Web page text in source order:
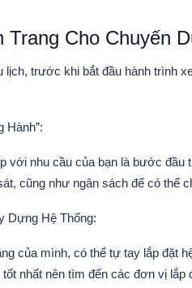
Trang Cho Chuyến
lịch, trước khi bắt đầu hành trình
Hành”:
với nhu cầu của bạn là bước
cũng như ngân sách để có thể
Dựng Hệ Thống:
của mình, có thể tự tay lắp đặt
nhất nên tìm đến các đơn vị lắp